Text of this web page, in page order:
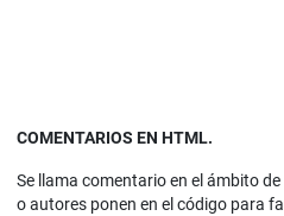
COMENTARIOS EN HTML.
Se llama comentario en el ámbito
o autores ponen en el código para